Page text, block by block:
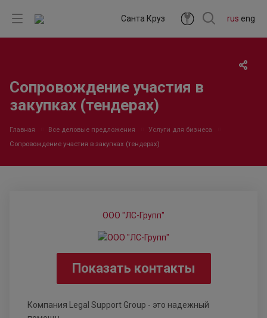
rus eng
Санта Круз
Сопровождение участия в
закупках (тендерах)
Главная Все деловые предложения
Услуги для бизнеса
Сопровождение участия в закупках (тендерах)
ООО "ЛС-Групп"
Показать контакты
Компания Legal Support Group - это надежный